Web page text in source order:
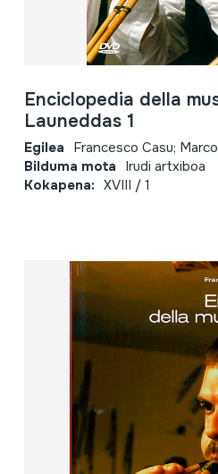
Enciclopedia della
Launeddas 1
Egilea Francesco Casu;
Bilduma mota Irudi artxiboa
Kokapena: XVIII / 1